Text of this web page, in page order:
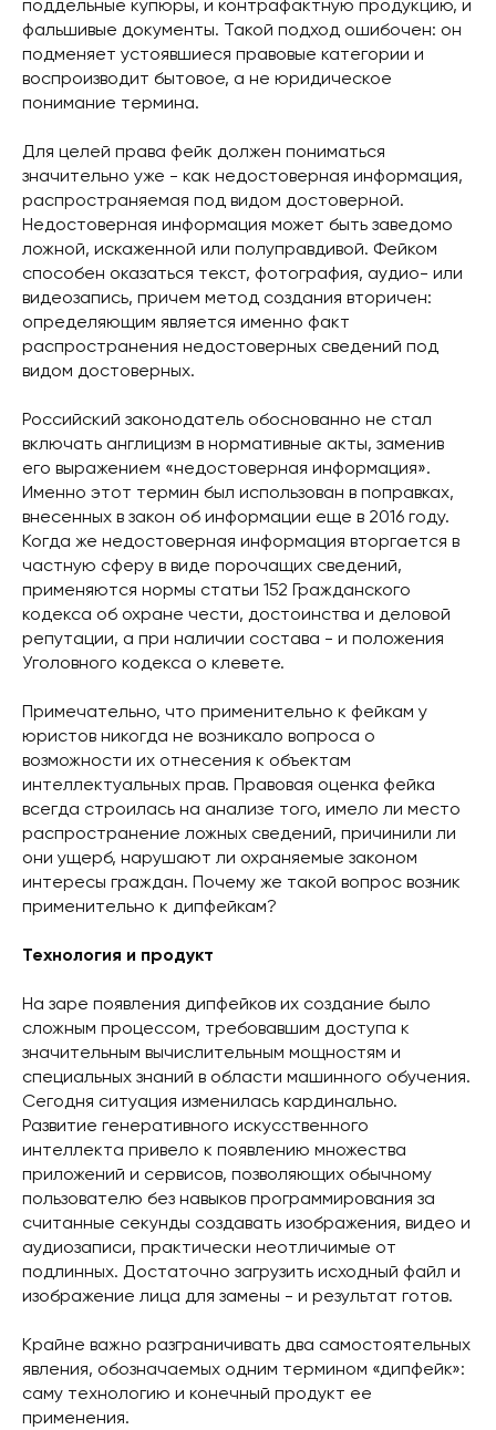
поддельные купюры, и контрафактную продукцию, и
фальшивые документы. Такой подход ошибочен: он
подменяет устоявшиеся правовые категории и
воспроизводит бытовое, а не юридическое
понимание термина.
Для целей права фейк должен пониматься
значительно уже - как недостоверная информация,
распространяемая под видом достоверной.
Недостоверная информация может быть заведомо
ложной, искаженной или полуправдивой. Фейком
способен оказаться текст, фотография, аудио- или
видеозапись, причем метод создания вторичен:
определяющим является именно факт
распространения недостоверных сведений под
видом достоверных.
Российский законодатель обоснованно не стал
включать англицизм в нормативные акты, заменив
его выражением «недостоверная информация».
Именно этот термин был использован в поправках,
внесенных в закон об информации еще в 2016 году.
Когда же недостоверная информация вторгается в
частную сферу в виде порочащих сведений,
применяются нормы статьи 152 Гражданского
кодекса об охране чести, достоинства и деловой
репутации, а при наличии состава - и положения
Уголовного кодекса о клевете.
Примечательно, что применительно к фейкам у
юристов никогда не возникало вопроса о
возможности их отнесения к объектам
интеллектуальных прав. Правовая оценка фейка
всегда строилась на анализе того, имело ли место
распространение ложных сведений, причинили ли
они ущерб, нарушают ли охраняемые законом
интересы граждан. Почему же такой вопрос возник
применительно к дипфейкам?
Технология и продукт
На заре появления дипфейков их создание было
сложным процессом, требовавшим доступа к
значительным вычислительным мощностям и
специальных знаний в области машинного обучения.
Сегодня ситуация изменилась кардинально.
Развитие генеративного искусственного
интеллекта привело к появлению множества
приложений и сервисов, позволяющих обычному
пользователю без навыков программирования за
считанные секунды создавать изображения, видео и
аудиозаписи, практически неотличимые от
подлинных. Достаточно загрузить исходный файл и
изображение лица для замены - и результат готов.
Крайне важно разграничивать два самостоятельных
явления, обозначаемых одним термином «дипфейк»:
саму технологию и конечный продукт ее
применения.